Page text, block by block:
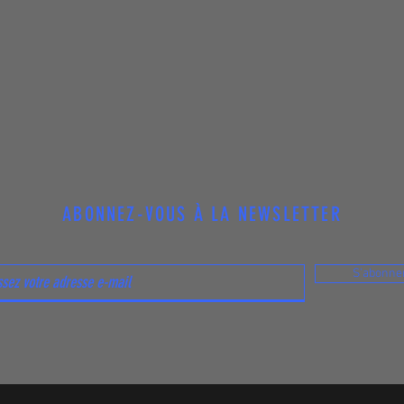
ABONNEZ-VOUS À LA NEWSLETTER